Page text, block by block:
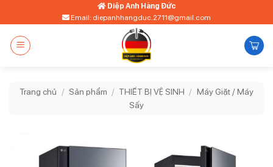
qua
dung
Diệp Anh Hàng Đức
Email: diepanhhangduc.2711@gmail.com
Trang chủ / Sản phẩm / THIẾT BỊ VỆ SINH / Máy Giặt / Máy
Sấy